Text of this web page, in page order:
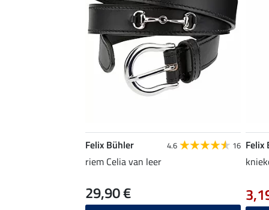
Felix Bühler 4.6 16
riem Celia van leer
29,90 €
Felix